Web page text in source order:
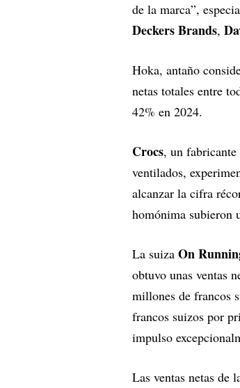
de la marca”,
Deckers Brands,
Hoka, antaño
netas totales entre
42% en 2024.
Crocs, un fabricante
ventilados,
alcanzar la cifra
homónima subieron
La suiza On
obtuvo unas ventas
millones de francos
francos suizos por
impulso
Las ventas netas de